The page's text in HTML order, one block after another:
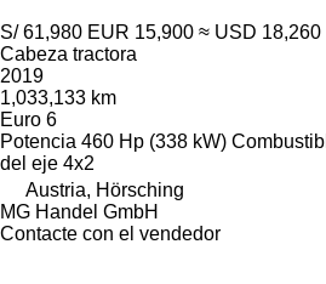
S/ 61,980 EUR 15,900 ≈ USD 18,260
Cabeza tractora
2019
1,033,133 km
Euro 6
Potencia 460 Hp (338 kW)
del eje 4x2
Austria, Hörsching
MG Handel GmbH
Contacte con el vendedor